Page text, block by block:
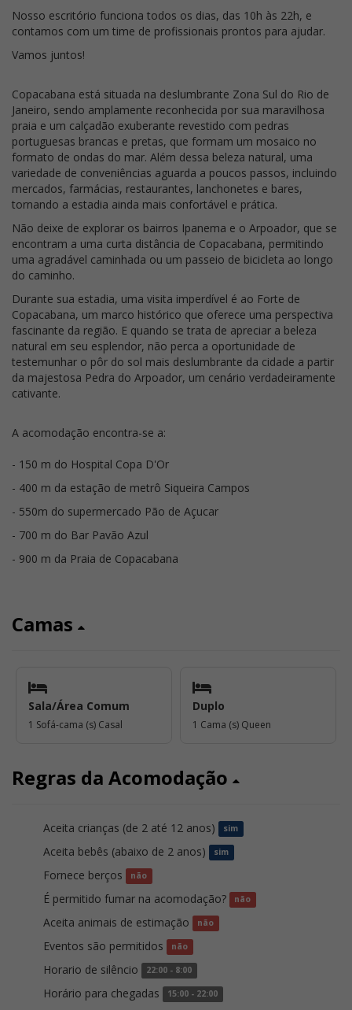
Nosso escritório funciona todos os dias, das 10h às 22h, e
contamos com um time de profissionais prontos para ajudar.
Vamos juntos!
Copacabana está situada na deslumbrante Zona Sul do Rio de
Janeiro, sendo amplamente reconhecida por sua maravilhosa
praia e um calçadão exuberante revestido com pedras
portuguesas brancas e pretas, que formam um mosaico no
formato de ondas do mar. Além dessa beleza natural, uma
variedade de conveniências aguarda a poucos passos, incluindo
mercados, farmácias, restaurantes, lanchonetes e bares,
tornando a estadia ainda mais confortável e prática.
Não deixe de explorar os bairros Ipanema e o Arpoador, que se
encontram a uma curta distância de Copacabana, permitindo
uma agradável caminhada ou um passeio de bicicleta ao longo
do caminho.
Durante sua estadia, uma visita imperdível é ao Forte de
Copacabana, um marco histórico que oferece uma perspectiva
fascinante da região. E quando se trata de apreciar a beleza
natural em seu esplendor, não perca a oportunidade de
testemunhar o pôr do sol mais deslumbrante da cidade a partir
da majestosa Pedra do Arpoador, um cenário verdadeiramente
cativante.
A acomodação encontra-se a:
- 150 m do Hospital Copa D'Or
- 400 m da estação de metrô Siqueira Campos
- 550m do supermercado Pão de Açucar
- 700 m do Bar Pavão Azul
- 900 m da Praia de Copacabana
Camas
Sala/Área Comum
1 Sofá-cama (s) Casal
Duplo
1 Cama (s) Queen
Regras da Acomodação
Aceita crianças (de 2 até 12 anos) sim
Aceita bebês (abaixo de 2 anos) sim
Fornece berços não
É permitido fumar na acomodação? não
Aceita animais de estimação não
Eventos são permitidos não
Horario de silêncio 22:00 - 8:00
Horário para chegadas 15:00 - 22:00